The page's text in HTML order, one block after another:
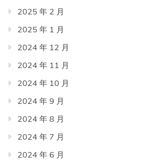
2025 年 2 月
2025 年 1 月
2024 年 12 月
2024 年 11 月
2024 年 10 月
2024 年 9 月
2024 年 8 月
2024 年 7 月
2024 年 6 月